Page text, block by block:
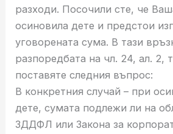
разходи. Посочили сте, че
осиновила дете и предстои
уговорената сума. В тази
разпоредбата на чл. 24, ал. 2,
поставяте следния въпрос:
В конкретния случай – при
дете, сумата подлежи ли на
ЗДДФЛ или Закона за